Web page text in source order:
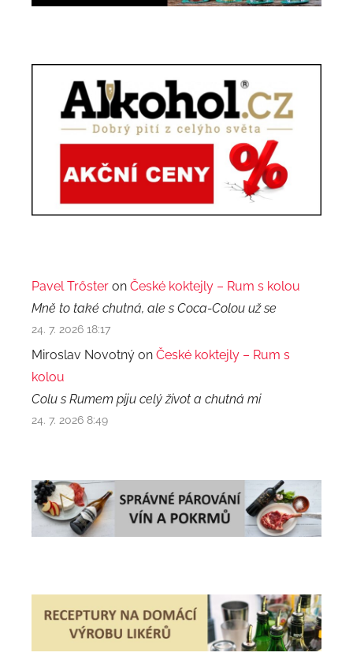
Pavel Trőster on České koktejly – Rum s kolou
Mně to také chutná, ale s Coca-Colou už se
24. 7. 2026 18:17
Miroslav Novotný on České koktejly – Rum s
kolou
Colu s Rumem piju celý život a chutná mi
24. 7. 2026 8:49